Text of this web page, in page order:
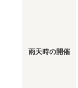
雨天時の開催